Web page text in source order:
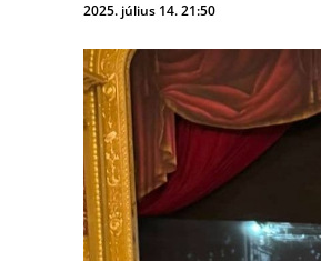
2025. július 14. 21:50